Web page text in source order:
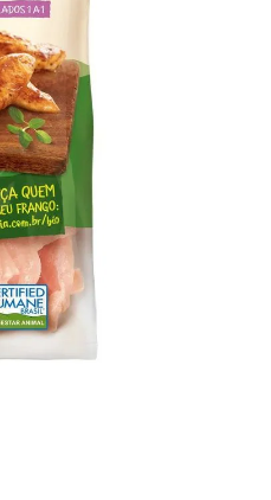
leite
vinho
leite pó
celular